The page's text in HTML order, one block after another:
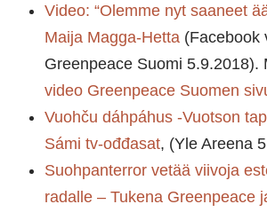
Video: “Olemme nyt saaneet
Maija Magga-Hetta (Facebook
Greenpeace Suomi 5.9.2018).
video Greenpeace Suomen
Vuohču dáhpáhus -Vuotson
Sámi tv-ođđasat, (Yle Areena
Suohpanterror vetää viivoja
radalle – Tukena Greenpeace